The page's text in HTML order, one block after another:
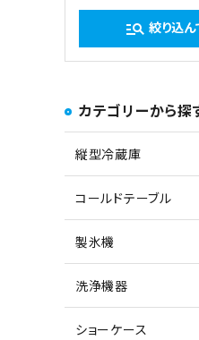
manage_search 絞り込
カテゴリーから探
縦型冷蔵庫
コールドテーブル
製氷機
洗浄機器
ショーケース